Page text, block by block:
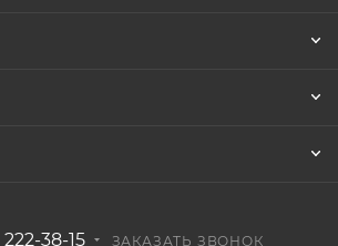
38-15 ЗАКАЗАТЬ ЗВОНОК